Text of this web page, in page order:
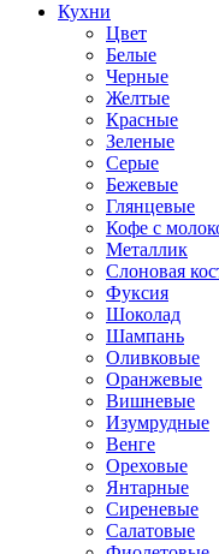
Кухни
Цвет
Белые
Черные
Желтые
Красные
Зеленые
Серые
Бежевые
Глянцевые
Кофе с
Металлик
Слоновая
Фуксия
Шоколад
Шампань
Оливковые
Оранжевые
Вишневые
Изумрудные
Венге
Ореховые
Янтарные
Сиреневые
Салатовые